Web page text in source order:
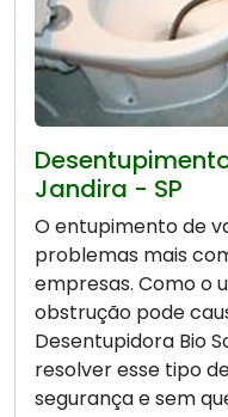
Jandira - SP
O entupimento de
problemas mais
empresas. Como o
obstrução pode
Desentupidora Bio
resolver esse tipo
segurança e sem